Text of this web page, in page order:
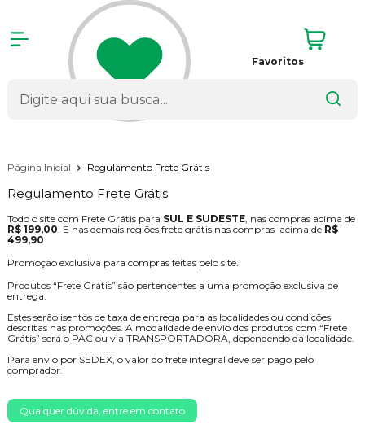
Favoritos
Página Inicial Regulamento Frete Grátis
Regulamento Frete Grátis
Todo o site com Frete Grátis para SUL E SUDESTE, nas compras acima de
R$ 199,00 . E nas demais regiões frete grátis nas compras acima de R$
499,90
Promoção exclusiva para compras feitas pelo site.
Produtos “Frete Grátis” são pertencentes a uma promoção exclusiva de
entrega.
Estes serão isentos de taxa de entrega para as localidades ou condições
descritas nas promoções. A modalidade de envio dos produtos com “Frete
Grátis” será o PAC ou via TRANSPORTADORA, dependendo da localidade.
Para envio por SEDEX, o valor do frete integral deve ser pago pelo
comprador.
Qualquer dúvida, entre em contato